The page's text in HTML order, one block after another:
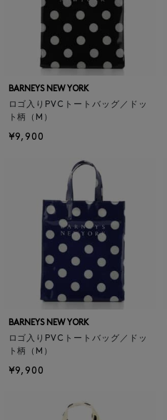
BARNEYS NEW YORK
ロゴ入りPVCトートバッグ／ドッ
ト柄（M）
¥9,900
BARNEYS NEW YORK
ロゴ入りPVCトートバッグ／ドッ
ト柄（M）
¥9,900